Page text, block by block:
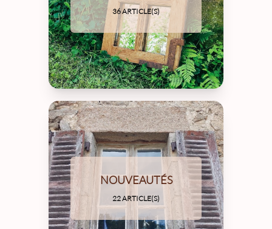
36 ARTICLE(S)
NOUVEAUTÉS
22 ARTICLE(S)